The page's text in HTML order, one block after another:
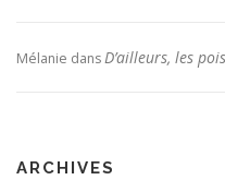
Mélanie dansD’ailleurs, les
ARCHIVES